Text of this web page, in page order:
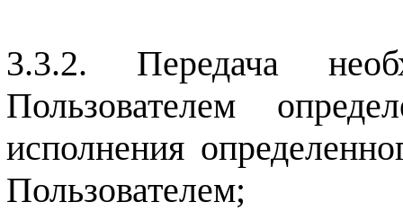
Передача
Пользователем
исполнения
Пользователем;